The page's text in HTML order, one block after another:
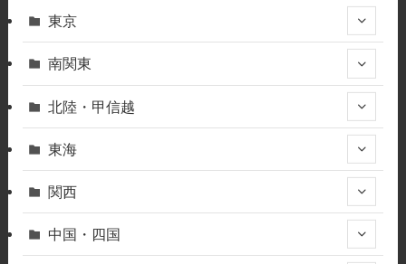
東京
南関東
北陸・甲信越
東海
関西
中国・四国